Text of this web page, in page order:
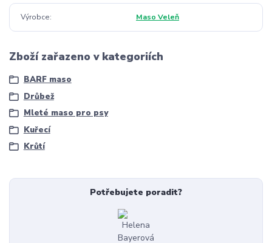
Výrobce Maso Veleň
Zboží zařazeno v kategoriích
BARF maso
Drůbež
Mleté maso pro psy
Kuřecí
Krůtí
Potřebujete poradit?